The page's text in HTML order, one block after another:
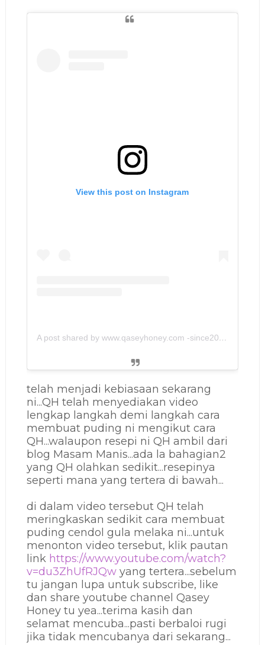
View this post on Instagram
A post shared by www.qaseyhoney.com -since2011 (@qaseyhoney)
telah menjadi kebiasaan sekarang
ni...QH telah menyediakan video
lengkap langkah demi langkah cara
membuat puding ni mengikut cara
QH...walaupon resepi ni QH ambil dari
blog Masam Manis...ada la bahagian2
yang QH olahkan sedikit...resepinya
seperti mana yang tertera di bawah...
di dalam video tersebut QH telah
meringkaskan sedikit cara membuat
puding cendol gula melaka ni...untuk
menonton video tersebut, klik pautan
link https://www.youtube.com/watch?
v=du3ZhUfRJQw yang tertera...sebelum
tu jangan lupa untuk subscribe, like
dan share youtube channel Qasey
Honey tu yea...terima kasih dan
selamat mencuba...pasti berbaloi rugi
jika tidak mencubanya dari sekarang...